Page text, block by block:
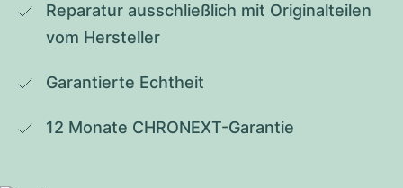
Reparatur ausschließlich mit Originalteilen
vom Hersteller
Garantierte Echtheit
12 Monate CHRONEXT-Garantie